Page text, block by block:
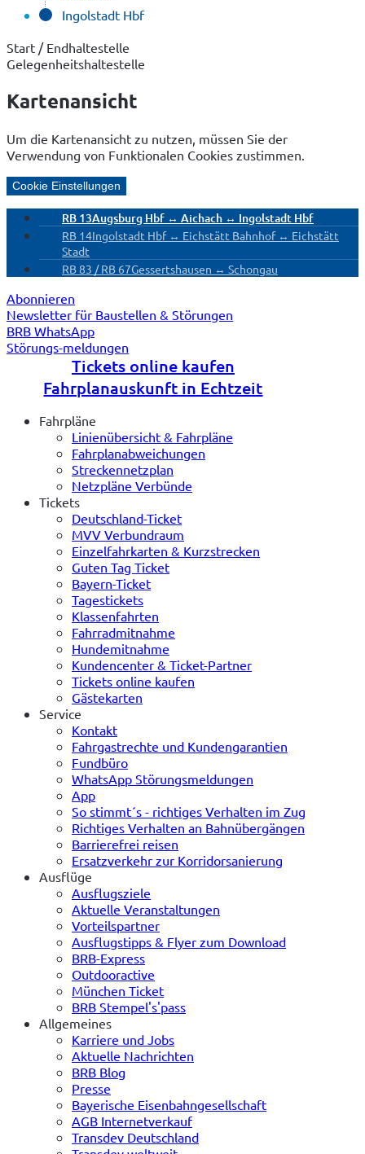
Ingolstadt Hbf
Start / Endhaltestelle
Gelegenheitshaltestelle
Kartenansicht
Um die Kartenansicht zu nutzen, müssen Sie der
Verwendung von Funktionalen Cookies zustimmen.
Cookie Einstellungen
RB 13Augsburg Hbf ↔ Aichach ↔ Ingolstadt Hbf
RB 14Ingolstadt Hbf ↔ Eichstätt Bahnhof ↔ Eichstätt
Stadt
RB 83 / RB 67Gessertshausen ↔ Schongau
Abonnieren
Newsletter für Baustellen & Störungen
BRB WhatsApp
Störungs-meldungen
Tickets online kaufen
Fahrplanauskunft in Echtzeit
Fahrpläne
Linienübersicht & Fahrpläne
Fahrplanabweichungen
Streckennetzplan
Netzpläne Verbünde
Tickets
Deutschland-Ticket
MVV Verbundraum
Einzelfahrkarten & Kurzstrecken
Guten Tag Ticket
Bayern-Ticket
Tagestickets
Klassenfahrten
Fahrradmitnahme
Hundemitnahme
Kundencenter & Ticket-Partner
Tickets online kaufen
Gästekarten
Service
Kontakt
Fahrgastrechte und Kundengarantien
Fundbüro
WhatsApp Störungsmeldungen
App
So stimmt´s - richtiges Verhalten im Zug
Richtiges Verhalten an Bahnübergängen
Barrierefrei reisen
Ersatzverkehr zur Korridorsanierung
Ausflüge
Ausflugsziele
Aktuelle Veranstaltungen
Vorteilspartner
Ausflugstipps & Flyer zum Download
BRB-Express
Outdooractive
München Ticket
BRB Stempel's'pass
Allgemeines
Karriere und Jobs
Aktuelle Nachrichten
BRB Blog
Presse
Bayerische Eisenbahngesellschaft
AGB Internetverkauf
Transdev Deutschland